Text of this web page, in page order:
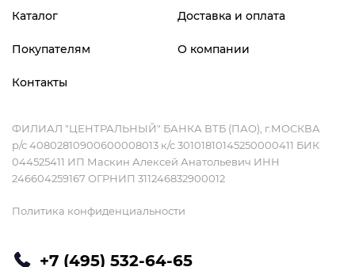
Каталог Доставка и оплата
Покупателям О компании
Контакты
ФИЛИАЛ "ЦЕНТРАЛЬНЫЙ" БАНКА ВТБ (ПАО), г.МОСКВА
р/с 40802810900600008013 к/с 30101810145250000411 БИК
044525411 ИП Маскин Алексей Анатольевич ИНН
246604259167 ОГРНИП 311246832900012
Политика конфиденциальности
+7 (495) 532-64-65